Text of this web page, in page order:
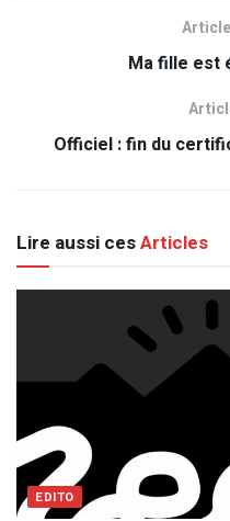
Ma fille est
Officiel : fin du
Lire aussi cesArticles
EDITO